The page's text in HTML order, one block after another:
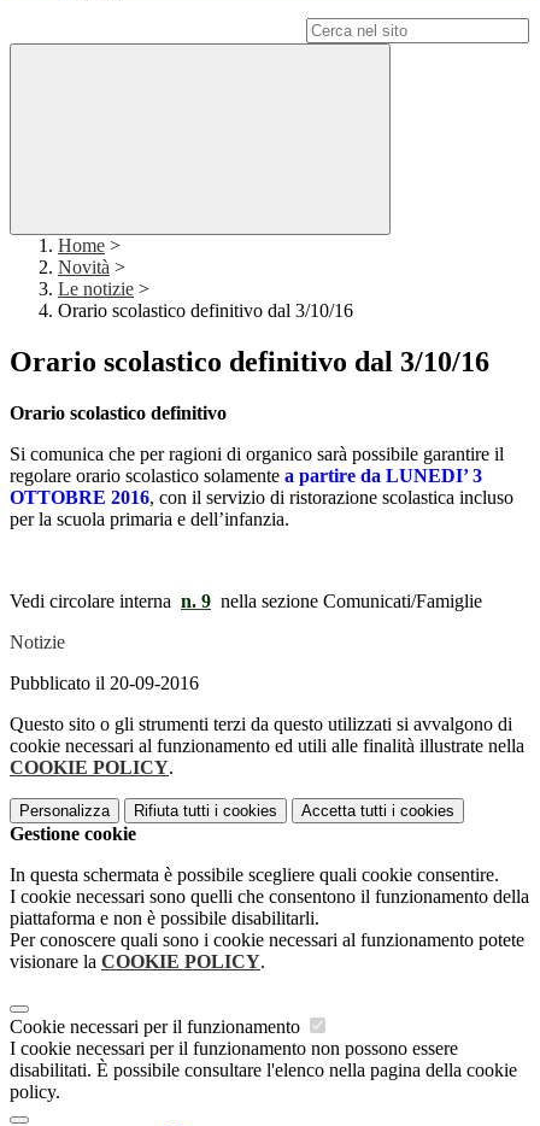
Home >
Novità >
Le notizie >
Orario scolastico definitivo dal 3/10/16
Orario scolastico definitivo dal 3/10/16
Orario scolastico definitivo
Si comunica che per ragioni di organico sarà possibile garantire il
regolare orario scolastico solamente a partire da LUNEDI’ 3
OTTOBRE 2016, con il servizio di ristorazione scolastica incluso
per la scuola primaria e dell’infanzia.
Vedi circolare interna n. 9 nella sezione Comunicati/Famiglie
Notizie
Pubblicato il 20-09-2016
Questo sito o gli strumenti terzi da questo utilizzati si avvalgono di
cookie necessari al funzionamento ed utili alle finalità illustrate nella
COOKIE POLICY.
Personalizza Rifiuta tutti i cookies Accetta tutti i cookies
Gestione cookie
In questa schermata è possibile scegliere quali cookie consentire.
I cookie necessari sono quelli che consentono il funzionamento della
piattaforma e non è possibile disabilitarli.
Per conoscere quali sono i cookie necessari al funzionamento potete
visionare la COOKIE POLICY.
Cookie necessari per il funzionamento
I cookie necessari per il funzionamento non possono essere
disabilitati. È possibile consultare l'elenco nella pagina della cookie
policy.